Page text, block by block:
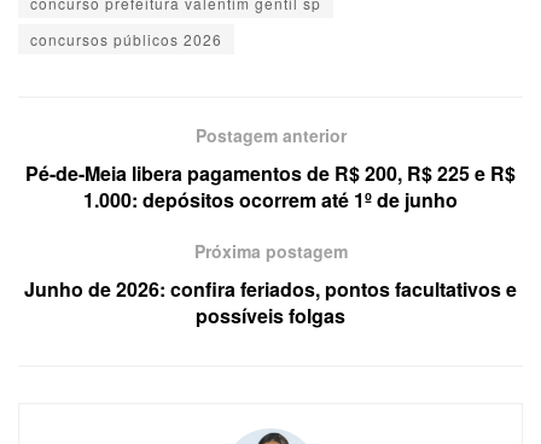
concursos públicos 2026
Postagem anterior
Pé-de-Meia libera pagamentos de R$ 200, R$ 225 e R$
1.000: depósitos ocorrem até 1º de junho
Próxima postagem
Junho de 2026: confira feriados, pontos facultativos e
possíveis folgas